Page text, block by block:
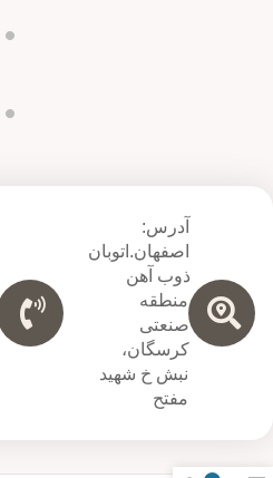
آدرس:
اصفهان.اتوبان
ذوب آهن
منطقه
صنعتی
کرسگان،
نبش خ شهید
مفتح